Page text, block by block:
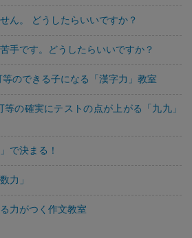
ん。 どうしたらいいですか？
手です。どうしたらいいですか？
のできる子になる「漢字力」教室
の確実にテストの点が上がる「九九」
で決まる！
力」
力がつく作文教室